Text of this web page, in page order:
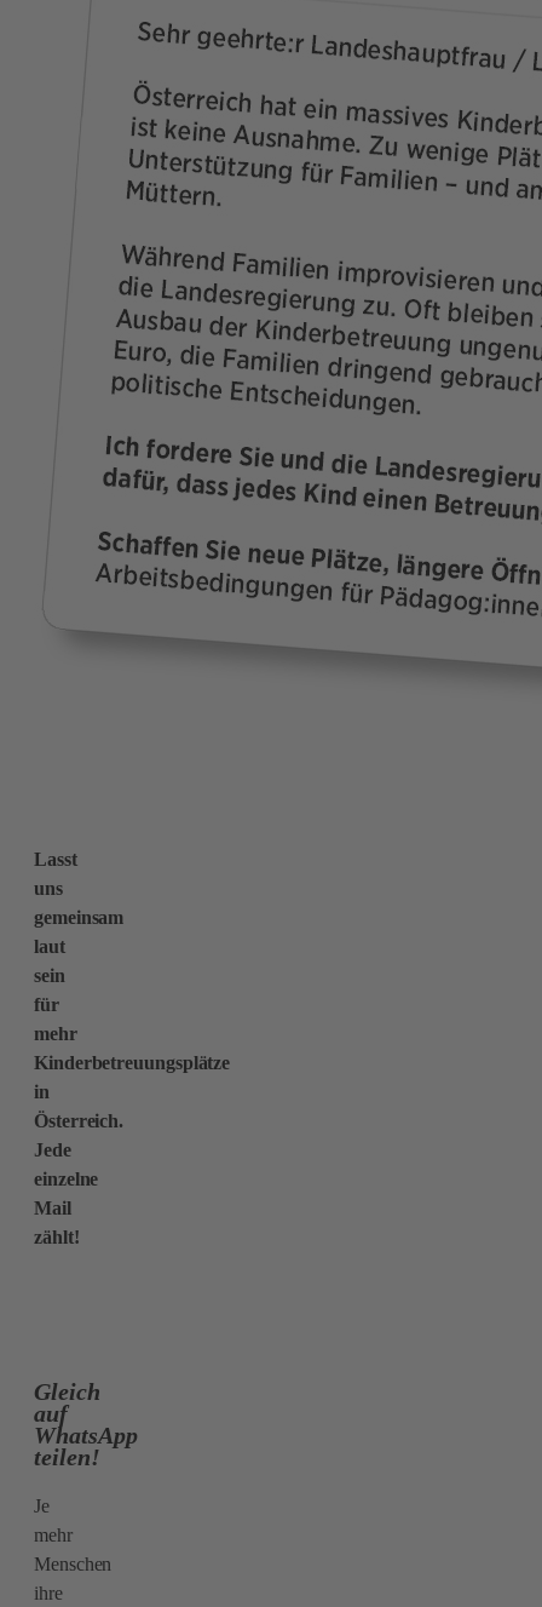
Lasst
uns
gemeinsam
laut
sein
für
mehr
Kinderbetreuungsplätze
in
Österreich.
Jede
einzelne
Mail
zählt!
Gleich
auf
WhatsApp
teilen!
Je
mehr
Menschen
ihre